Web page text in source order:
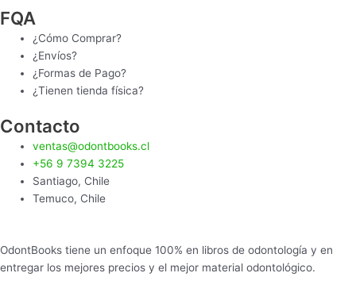
FQA
¿Cómo Comprar?
¿Envíos?
¿Formas de Pago?
¿Tienen tienda física?
Contacto
ventas@odontbooks.cl
+56 9 7394 3225
Santiago, Chile
Temuco, Chile
OdontBooks tiene un enfoque 100% en libros de odontología y en
entregar los mejores precios y el mejor material odontológico.